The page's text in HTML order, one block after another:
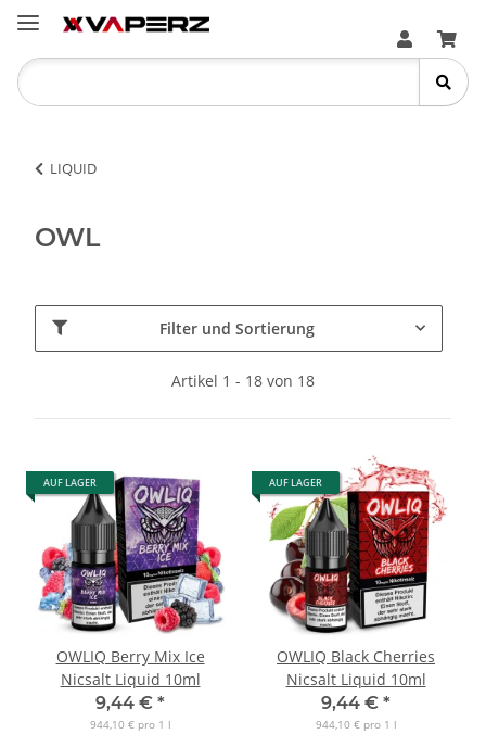
LIQUID
OWL
Filter und Sortierung
Artikel 1 - 18 von 18
AUF LAGER
OWLIQ Berry Mix Ice
Nicsalt Liquid 10ml
9,44 € *
944,10 € pro 1 l
AUF LAGER
OWLIQ Black Cherries
Nicsalt Liquid 10ml
9,44 € *
944,10 € pro 1 l